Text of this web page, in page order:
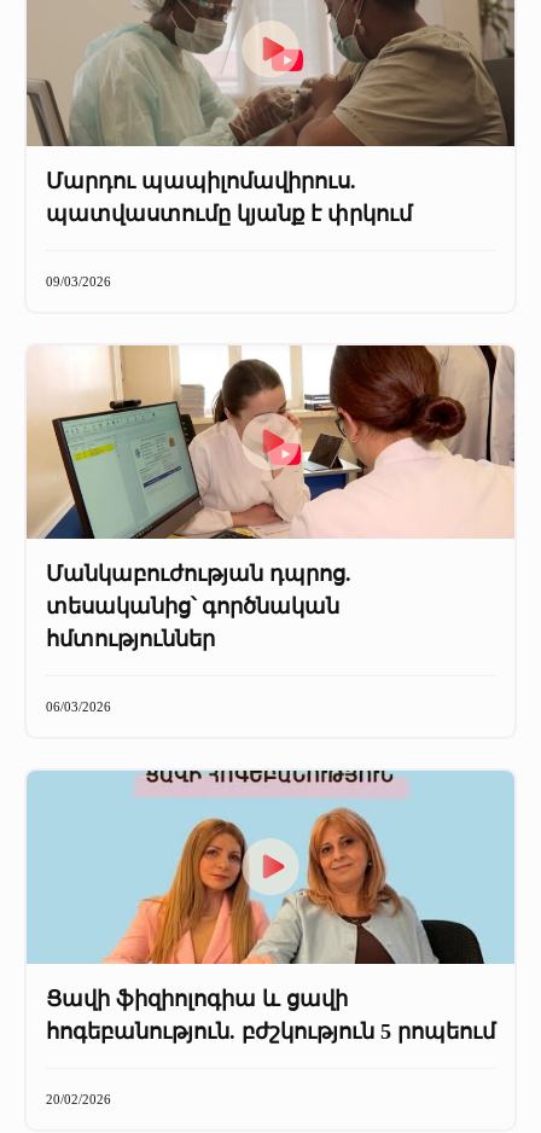
Մարդու պապիլոմավիրուս.
պատվաստումը կյանք է փրկում
09/03/2026
Մանկաբուժության դպրոց.
տեսականից՝ գործնական
հմտություններ
06/03/2026
Ցավի ֆիզիոլոգիա և ցավի
հոգեբանություն. բժշկություն 5 րոպեում
20/02/2026